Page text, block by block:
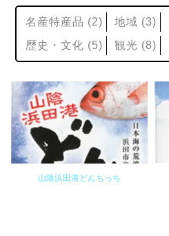
名産特産品 (2) 地域 (3)
歴史・文化 (5) 観光 (8)
山陰浜田港どんちっち